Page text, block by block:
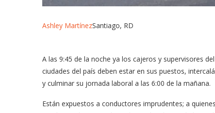
Ashley MartínezSantiago, RD
A las 9:45 de la noche ya los cajeros y supervisores
ciudades del país deben estar en sus puestos,
y culminar su jornada laboral a las 6:00 de la mañana.
Están expuestos a conductores imprudentes; a